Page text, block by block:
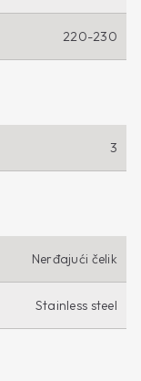
220-230
3
Nerđajući čelik
Stainless steel